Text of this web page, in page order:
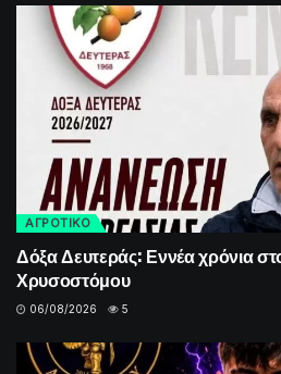
ΑΓΡΟΤΙΚΟ
Δόξα Δευτεράς: Εννέα χρόνια
Χρυσοστόμου
06/08/2026 5